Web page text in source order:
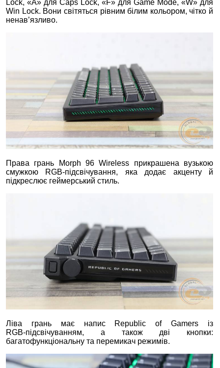
Lock, «A» для Caps Lock, «F» для Game Mode, «W» для
Win Lock. Вони світяться рівним білим кольором, чітко й
ненав’язливо.
Права грань Morph 96 Wireless прикрашена вузькою
смужкою RGB‑підсвічування, яка додає акценту й
підкреслює геймерський стиль.
Ліва грань має напис Republic of Gamers із
RGB‑підсвічуванням, а також дві кнопки:
багатофункціональну та перемикач режимів.